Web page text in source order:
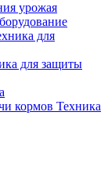
урожая
для
для защиты
Техника